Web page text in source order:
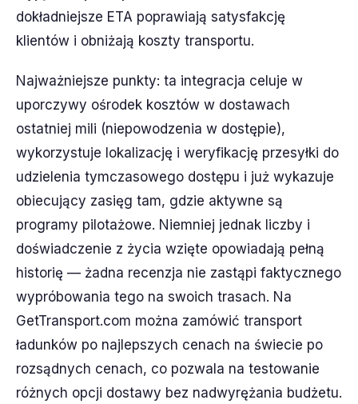
dokładniejsze ETA poprawiają satysfakcję
klientów i obniżają koszty transportu.
Najważniejsze punkty: ta integracja celuje w
uporczywy ośrodek kosztów w dostawach
ostatniej mili (niepowodzenia w dostępie),
wykorzystuje lokalizację i weryfikację przesyłki do
udzielenia tymczasowego dostępu i już wykazuje
obiecujący zasięg tam, gdzie aktywne są
programy pilotażowe. Niemniej jednak liczby i
doświadczenie z życia wzięte opowiadają pełną
historię — żadna recenzja nie zastąpi faktycznego
wypróbowania tego na swoich trasach. Na
GetTransport.com można zamówić transport
ładunków po najlepszych cenach na świecie po
rozsądnych cenach, co pozwala na testowanie
różnych opcji dostawy bez nadwyrężania budżetu.